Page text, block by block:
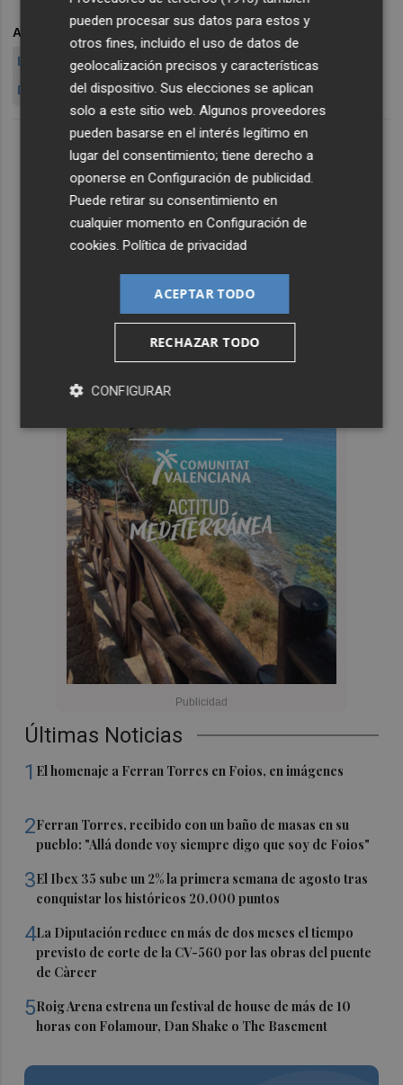
Últimas Noticias
1 El homenaje a Ferran Torres en Foios, en imágenes
2Ferran Torres, recibido con un baño de masas en su
pueblo: "Allá donde voy siempre digo que soy de Foios"
3El Ibex 35 sube un 2% la primera semana de agosto tras
conquistar los históricos 20.000 puntos
4La Diputación reduce en más de dos meses el tiempo
previsto de corte de la CV-560 por las obras del puente
de Càrcer
5Roig Arena estrena un festival de house de más de 10
horas con Folamour, Dan Shake o The Basement
ARCHIVADO EN EMARSA MORENILLA
CRESPO
BERNÁCER
ESTEBAN CUESTA LOTERÍA
PINEDO
DEPURADORA
AGUJERO SAQUEO
pueden procesar sus datos para estos y
otros fines, incluido el uso de datos de
geolocalización precisos y características
del dispositivo. Sus elecciones se aplican
solo a este sitio web. Algunos proveedores
pueden basarse en el interés legítimo en
lugar del consentimiento; tiene derecho a
oponerse enConfiguración de publicidad.
Puede retirar su consentimiento en
cualquier momento enConfiguración de
cookies.Política de privacidad
ACEPTAR TODO
RECHAZAR TODO
CONFIGURAR